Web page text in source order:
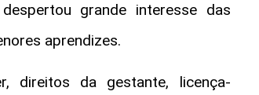
grande interesse das
aprendizes.
direitos da gestante, licença-